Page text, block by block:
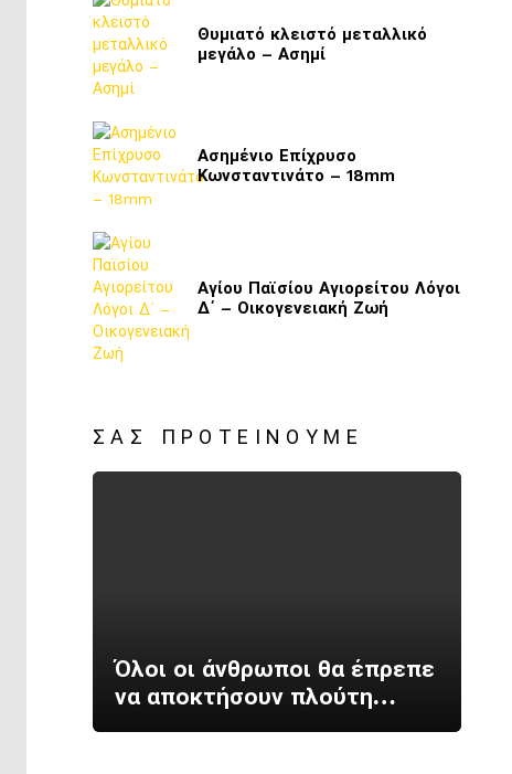
Θυμιατό κλειστό μεταλλικό
μεγάλο – Ασημί
Ασημένιο Επίχρυσο
Κωνσταντινάτο – 18mm
Αγίου Παϊσίου Αγιορείτου Λόγοι
Δ΄ – Οικογενειακή Ζωή
ΣΑΣ ΠΡΟΤΕΊΝΟΥΜΕ
Όλοι οι άνθρωποι θα έπρεπε
να αποκτήσουν πλούτη…